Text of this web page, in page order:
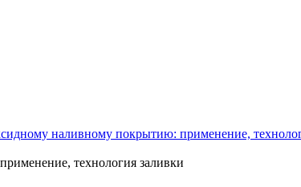
наливному покрытию: применение,
технология заливки